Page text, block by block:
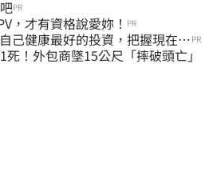
PR
，才有資格說愛妳！ PR
己健康最好的投資，把握現在不 PR
！外包商墜15公尺「摔破頭亡」